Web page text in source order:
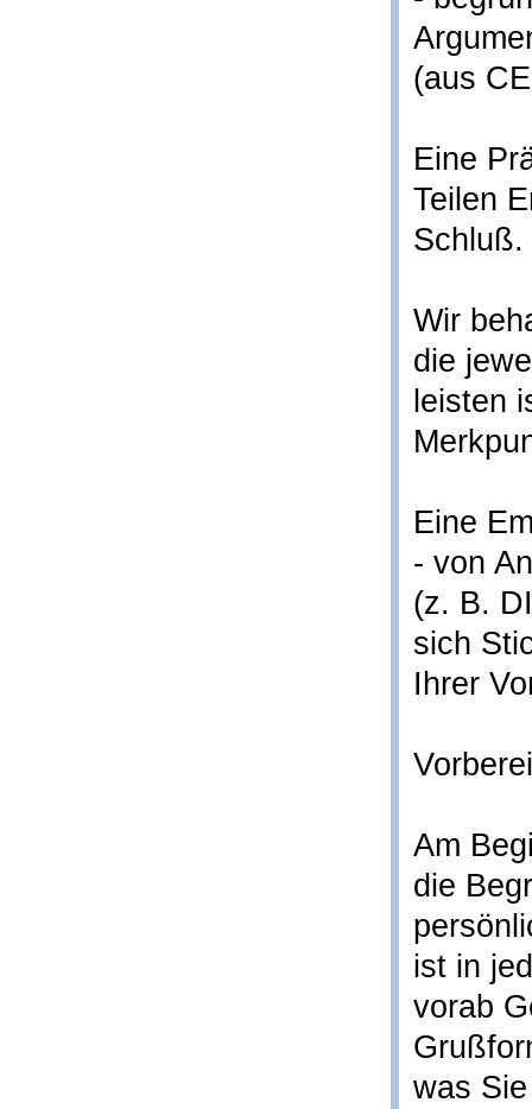
(aus
Eine
Teilen
Schluß.
Wir
die
leisten
Eine
- von
(z. B.
sich
Ihrer
Am
die
ist in
vorab
was